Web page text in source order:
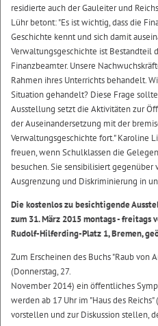
residierte auch der Gauleiter und
Lühr betont: "Es ist wichtig, dass die
Geschichte kennt und sich damit
Verwaltungsgeschichte ist Bestandteil
Finanzbeamter. Unsere
Rahmen ihres Unterrichts behandelt.
Situation gehandelt? Diese Frage
Ausstellung setzt die Aktivitäten zur
der Auseinandersetzung mit der
Verwaltungsgeschichte fort." Karoline
freuen, wenn Schulklassen die
besuchen. Sie sensibilisiert
Ausgrenzung und Diskriminierung in
Die kostenlos zu besichtigende
zum 31. März 2015 montags - freitags
Rudolf-Hilferding-Platz 1, Bremen,
Zum Erscheinen des Buchs "Raub von
(Donnerstag, 27.
November 2014) ein öffentliches
werden ab 17 Uhr im "Haus des
vorstellen und zur Diskussion stellen,